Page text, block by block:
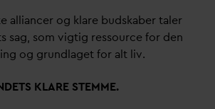
alliancer og klare budskaber taler
sag, som vigtig ressource for den
og grundlaget for alt liv.
KLARE STEMME.